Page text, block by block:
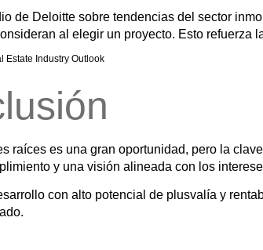
de Deloitte sobre tendencias del sector
al elegir un proyecto. Esto refuerza
Estate Industry Outlook
raíces es una gran oportunidad, pero la
y una visión alineada con los
con alto potencial de plusvalía y